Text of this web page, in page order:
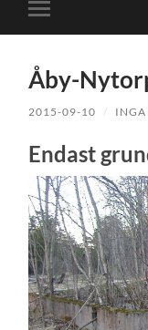
Slå
på/av
Åby-
2015-09-10 / INGA
Endast